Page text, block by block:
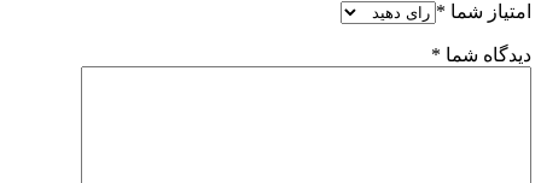
امتیاز شما *
دیدگاه شما *